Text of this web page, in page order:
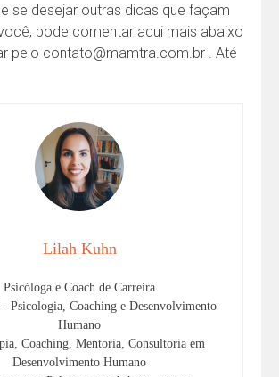
se desejar outras dicas que façam
pode comentar aqui mais abaixo
pelo contato@mamtra.com.br . Até
Lilah Kuhn
Psicóloga e Coach de Carreira
Psicologia, Coaching e Desenvolvimento
Humano
Coaching, Mentoria, Consultoria em
Desenvolvimento Humano